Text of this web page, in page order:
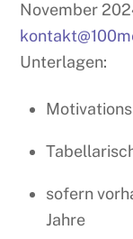
November
Unterlagen:
sofern
Jahre